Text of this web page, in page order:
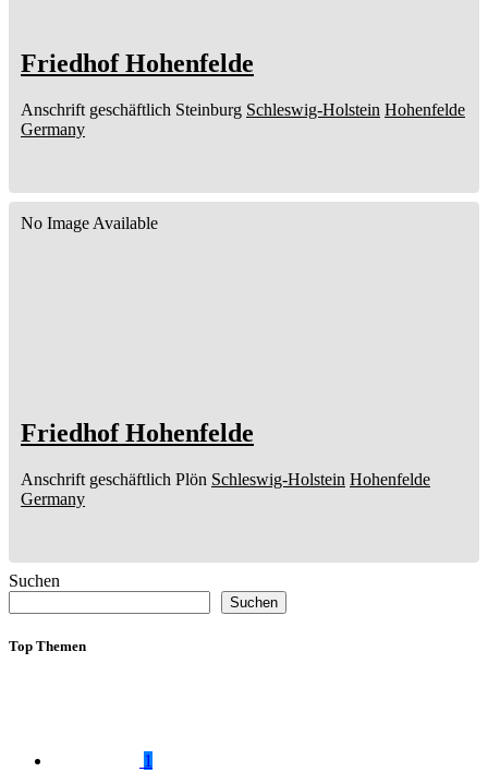
Friedhof Hohenfelde
Anschrift geschäftlich Steinburg Schleswig-Holstein Hohenfelde
Germany
No Image Available
Friedhof Hohenfelde
Anschrift geschäftlich Plön Schleswig-Holstein Hohenfelde
Germany
Suchen
Suchen
Top Themen
1